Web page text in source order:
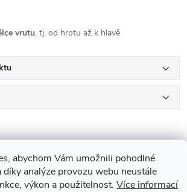
abychom Vám umožnili pohodlné
analýze provozu webu neustále
výkon a použitelnost. Více informací
vrutu, tj. od hrotu až k hlavě